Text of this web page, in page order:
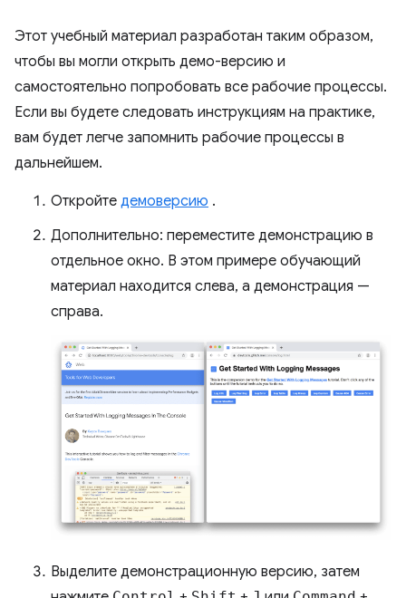
Этот учебный материал разработан таким образом,
чтобы вы могли открыть демо-версию и
самостоятельно попробовать все рабочие процессы.
Если вы будете следовать инструкциям на практике,
вам будет легче запомнить рабочие процессы в
дальнейшем.
Откройте демоверсию .
Дополнительно: переместите демонстрацию в
отдельное окно. В этом примере обучающий
материал находится слева, а демонстрация —
справа.
Выделите демонстрационную версию, затем